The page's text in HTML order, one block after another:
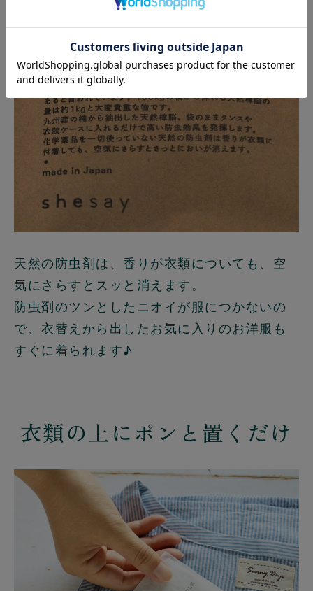
天然の防虫剤は、香りが衣類についても、空
気にさらすとスッと消えます。
防虫剤のツンとしたニオイが服につかないの
で、衣替えから出したお気に入りのお洋服も
すぐに着られます♪
衣類の上にポンと置くだけ